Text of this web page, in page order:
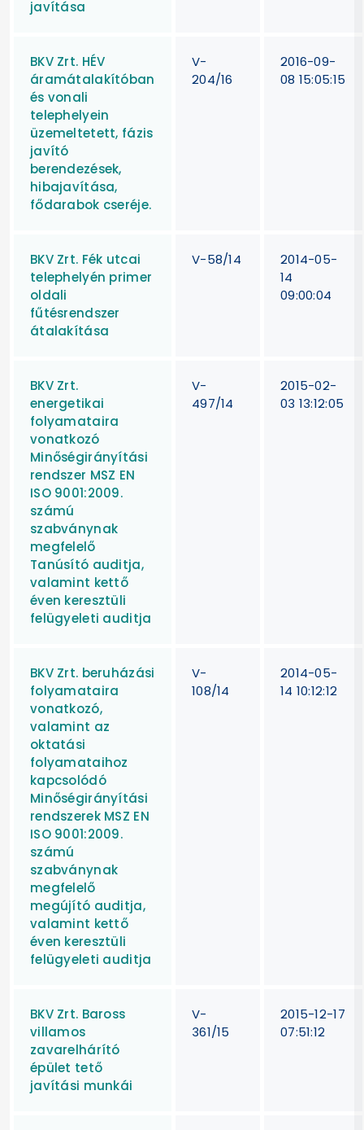
javítása
BKV Zrt. HÉV
áramátalakítóban
és vonali
telephelyein
üzemeltetett, fázis
javító
berendezések,
hibajavítása,
fődarabok cseréje.
V-
204/16
2016-09-
08 15:05:15
BKV Zrt. Fék utcai
telephelyén primer
oldali
fűtésrendszer
átalakítása
V-58/14
2014-05-
14
09:00:04
BKV Zrt.
energetikai
folyamataira
vonatkozó
Minőségirányítási
rendszer MSZ EN
ISO 9001:2009.
számú
szabványnak
megfelelő
Tanúsító auditja,
valamint kettő
éven keresztüli
felügyeleti auditja
V-
497/14
2015-02-
03 13:12:05
BKV Zrt. beruházási
folyamataira
vonatkozó,
valamint az
oktatási
folyamataihoz
kapcsolódó
Minőségirányítási
rendszerek MSZ EN
ISO 9001:2009.
számú
szabványnak
megfelelő
megújító auditja,
valamint kettő
éven keresztüli
felügyeleti auditja
V-
108/14
2014-05-
14 10:12:12
BKV Zrt. Baross
villamos
zavarelhárító
épület tető
javítási munkái
V-
361/15
2015-12-17
07:51:12